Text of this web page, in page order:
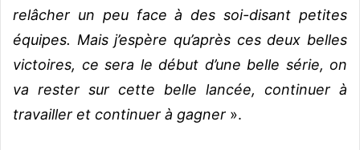
relâcher un peu face à des soi-disant petites
équipes. Mais j’espère qu’après ces deux belles
victoires, ce sera le début d’une belle série, on
va rester sur cette belle lancée, continuer à
travailler et continuer à gagner ».